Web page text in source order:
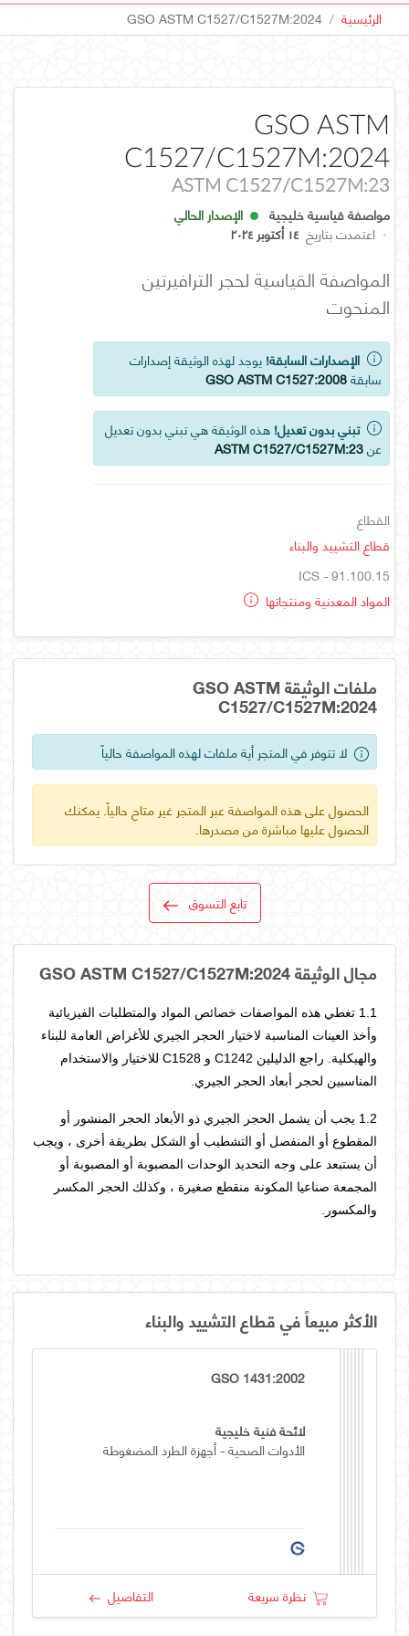
الرئيسية GSO ASTM C1527/C1527M:2024
GSO ASTM
C1527/C1527M:2024
ASTM C1527/C1527M:23
مواصفة قياسية خليجية
الإصدار الحالي
· اعتمدت بتاريخ ١٤ أكتوبر ٢٠٢٤
المواصفة القياسية لحجر الترافيرتين
المنحوت
الإصدارات السابقة! يوجد لهذه الوثيقة إصدارات
سابقةGSO ASTM C1527:2008
تبني بدون تعديل! هذه الوثيقة هي تبني بدون تعديل
عنASTM C1527/C1527M:23
القطاع
قطاع التشييد والبناء
ICS - 91.100.15
المواد المعدنية ومنتجاتها
ملفات الوثيقة GSO ASTM
C1527/C1527M:2024
لا تتوفر في المتجر أية ملفات لهذه المواصفة حالياً
الحصول على هذه المواصفة عبر المتجر غير متاح حالياً. يمكنك
الحصول عليها مباشرة من مصدرها.
تابع التسوق
مجال الوثيقة GSO ASTM C1527/C1527M:2024
1.1 تغطي هذه المواصفات خصائص المواد والمتطلبات الفيزيائية
وأخذ العينات المناسبة لاختيار الحجر الجيري للأغراض العامة للبناء
والهيكلية. راجع الدليلين C1242 و C1528 للاختيار والاستخدام
المناسبين لحجر أبعاد الحجر الجيري.
1.2 يجب أن يشمل الحجر الجيري ذو الأبعاد الحجر المنشور أو
المقطوع أو المنفصل أو التشطيب أو الشكل بطريقة أخرى ، ويجب
أن يستبعد على وجه التحديد الوحدات المصبوبة أو المصبوبة أو
المجمعة صناعيا المكونة منقطع صغيرة ، وكذلك الحجر المكسر
والمكسور.
الأكثر مبيعاً في قطاع التشييد والبناء
GSO 1431:2002
لائحة فنية خليجية
الأدوات الصحية - أجهزة الطرد المضغوطة
نظرة سريعة التفاصيل